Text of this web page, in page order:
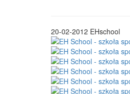
20-02-2012 EHschool